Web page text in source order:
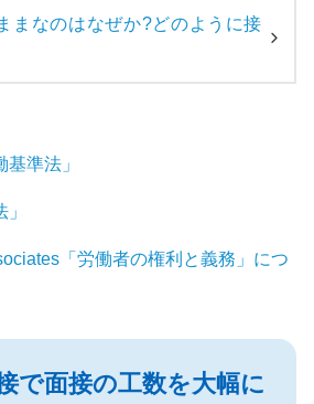
まなのはなぜか?どのように接
準法」
「労働者の権利と義務」につ
で面接の工数を大幅に